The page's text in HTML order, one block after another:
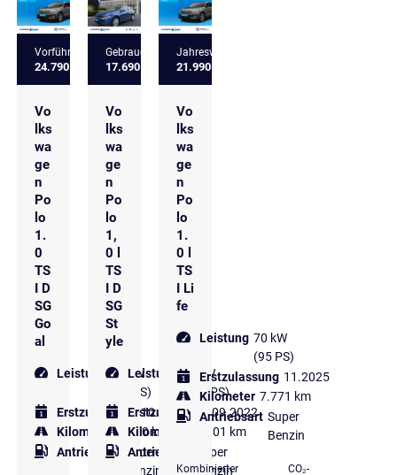
Vorführfahrzeug
24.790 €
Vo
lks
wa
ge
n
Po
lo
1.
0
TS
I D
SG
Go
al
Leistung 70 kW
(95 PS)
Erstzulassung 10.2025
Kilometer 3.980 km
Antriebsart
Super
Benzin
Gebrauchtfahrzeug
17.690 €
Vo
lks
wa
ge
n
Po
lo
1,
0 l
TS
I D
SG
St
yle
Leistung 81 kW
(110 PS)
Erstzulassung 09.2022
Kilometer
63.901 km
Antriebsart
Super
Benzin
Jahreswagen
21.990 €
Vo
lks
wa
ge
n
Po
lo
1.
0 l
TS
I Li
fe
Leistung 70 kW
(95 PS)
Erstzulassung 11.2025
Kilometer 7.771 km
Antriebsart Super
Benzin
Kombinierter
CO₂-